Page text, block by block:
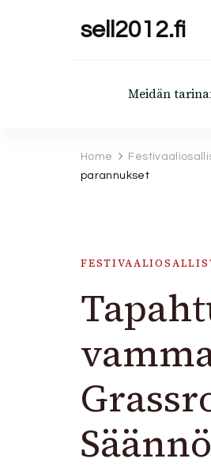
sell2012.fi
Meidän
Home
parannukset